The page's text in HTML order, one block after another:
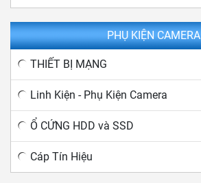
PHỤ KIỆN CAMERA
THIẾT BỊ MẠNG
Linh Kiện - Phụ Kiện Camera
Ổ CỨNG HDD và SSD
Cáp Tín Hiệu